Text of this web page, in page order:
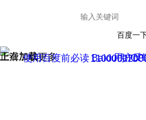
百度一
正在加载
上滑加载更多 用户反
使用百度前必读 Baidu 京
京公网安备